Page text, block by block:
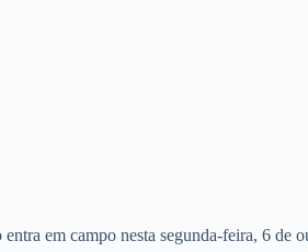
em campo nesta segunda-feira, 6